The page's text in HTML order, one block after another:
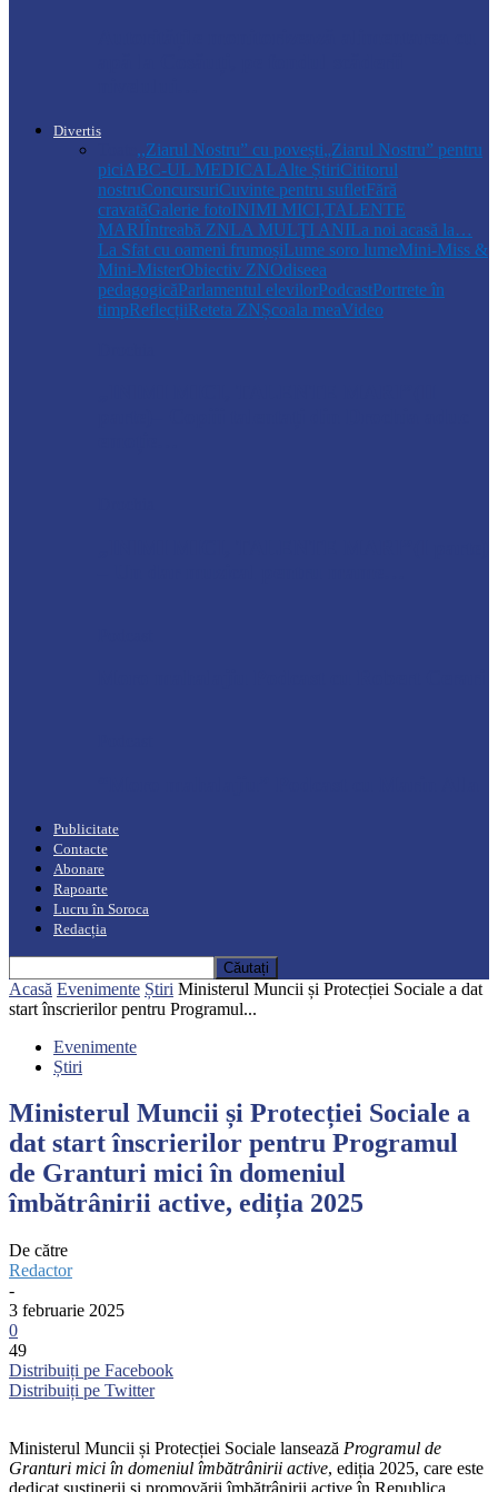
Divertis
,,Ziarul Nostru” cu povești„Ziarul Nostru” pentru
piciABC-UL MEDICALAlte ȘtiriCititorul
nostruConcursuriCuvinte pentru sufletFără
cravatăGalerie fotoINIMI MICI,TALENTE
MARIÎntreabă ZNLA MULŢI ANILa noi acasă la…
La Sfat cu oameni frumoșiLume soro lumeMini-Miss &
Mini-MisterObiectiv ZNOdiseea
pedagogicăParlamentul elevilorPodcastPortrete în
timpReflecțiiReteta ZNȘcoala meaVideo
Publicitate
Contacte
Abonare
Rapoarte
Lucru în Soroca
Redacția
Acasă Evenimente Știri Ministerul Muncii și Protecției Sociale a dat
start înscrierilor pentru Programul...
Evenimente
Știri
Ministerul Muncii și Protecției Sociale a
dat start înscrierilor pentru Programul
de Granturi mici în domeniul
îmbătrânirii active, ediția 2025
De către
Redactor
-
3 februarie 2025
0
49
Distribuiți pe Facebook
Distribuiți pe Twitter
Ministerul Muncii și Protecției Sociale lansează Programul de
Granturi mici în domeniul îmbătrânirii active, ediția 2025, care este